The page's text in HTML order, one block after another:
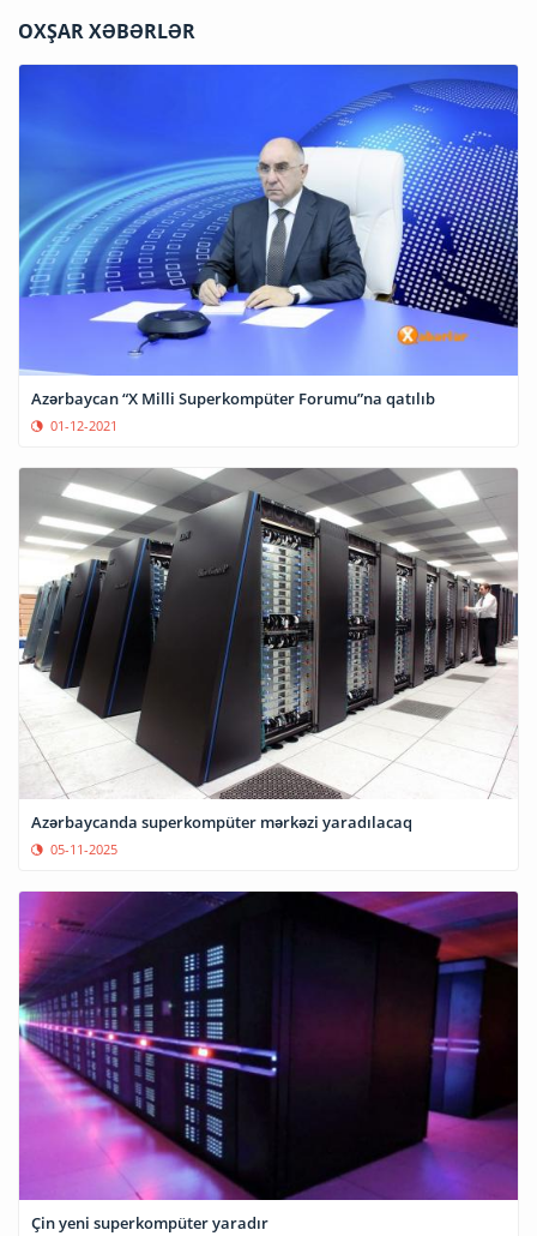
OXŞAR XƏBƏRLƏR
Azərbaycan “X Milli Superkompüter Forumu”na qatılıb
01-12-2021
Azərbaycanda superkompüter mərkəzi yaradılacaq
05-11-2025
Çin yeni superkompüter yaradır